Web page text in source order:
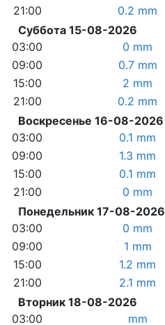
21:00
0.2 mm
Суббота 15-08-2026
03:00
0 mm
09:00
0.7 mm
15:00
2 mm
21:00
0.2 mm
Воскресенье 16-08-2026
03:00
0.1 mm
09:00
1.3 mm
15:00
0.1 mm
21:00
0 mm
Понедельник 17-08-2026
03:00
0 mm
09:00
1 mm
15:00
1.2 mm
21:00
2.1 mm
Вторник 18-08-2026
03:00
mm